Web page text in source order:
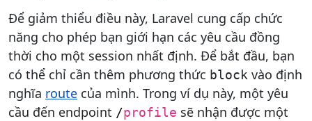
Để giảm thiểu điều này, Laravel cung cấp chức
năng cho phép bạn giới hạn các yêu cầu đồng
thời cho một session nhất định. Để bắt đầu, bạn
có thể chỉ cần thêm phương thức block vào định
nghĩa route của mình. Trong ví dụ này, một yêu
cầu đến endpoint /profile sẽ nhận được một